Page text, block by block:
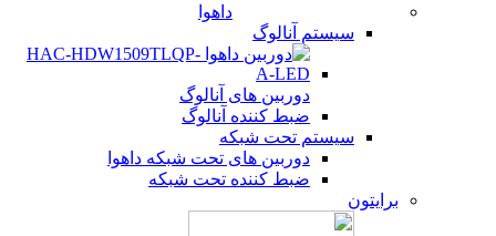
داهوا
سیستم آنالوگ
دوربین های آنالوگ
ضبط کننده آنالوگ
سیستم تحت شبکه
دوربین های تحت شبکه داهوا
ضبط کننده تحت شبکه
برایتون